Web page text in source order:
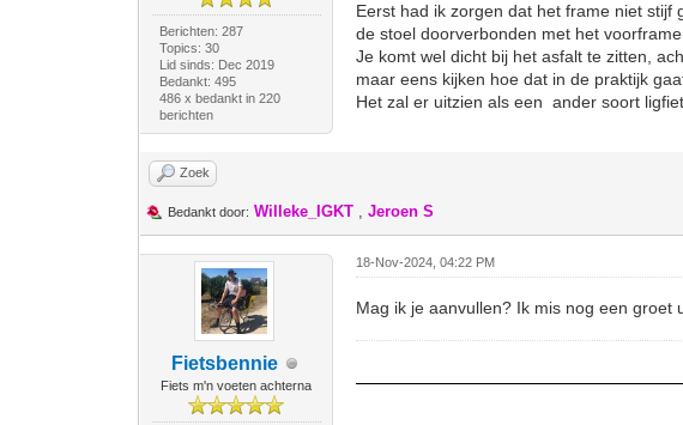
Berichten: 287
Topics: 30
Lid sinds: Dec 2019
Bedankt: 495
486 x bedankt in 220
berichten
Eerst had ik zorgen dat het frame niet
de stoel doorverbonden met het
Je komt wel dicht bij het asfalt te zitten,
maar eens kijken hoe dat in de praktijk
Het zal er uitzien als een ander soort
Zoek
Bedankt door: Willeke_IGKT ,Jeroen S
Fietsbennie
Fiets m'n voeten achterna
18-Nov-2024, 04:22 PM
Mag ik je aanvullen? Ik mis nog een groet